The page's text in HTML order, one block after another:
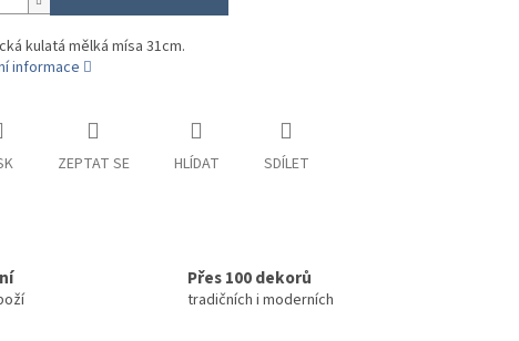
kulatá mělká mísa 31cm.
informace
ZEPTAT SE HLÍDAT SDÍLET
Přes 100 dekorů
tradičních i moderních